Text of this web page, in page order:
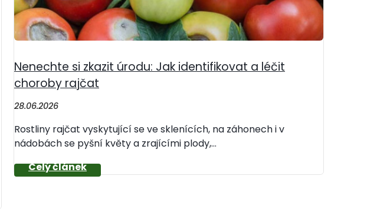
Nenechte si zkazit úrodu: Jak identifikovat a léčit
choroby rajčat
28.06.2026
Rostliny rajčat vyskytující se ve sklenících, na záhonech i v
nádobách se pyšní květy a zrajícími plody,...